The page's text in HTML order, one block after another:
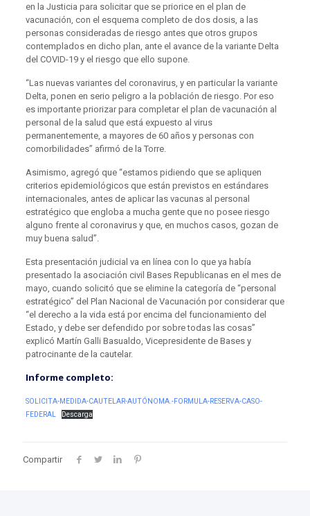
en la Justicia para solicitar que se priorice en el plan de
vacunación, con el esquema completo de dos dosis, a las
personas consideradas de riesgo antes que otros grupos
contemplados en dicho plan, ante el avance de la variante Delta
del COVID-19 y el riesgo que ello supone.
“Las nuevas variantes del coronavirus, y en particular la variante
Delta, ponen en serio peligro a la población de riesgo. Por eso
es importante priorizar para completar el plan de vacunación al
personal de la salud que está expuesto al virus
permanentemente, a mayores de 60 años y personas con
comorbilidades” afirmó de la Torre.
Asimismo, agregó que “estamos pidiendo que se apliquen
criterios epidemiológicos que están previstos en estándares
internacionales, antes de aplicar las vacunas al personal
estratégico que engloba a mucha gente que no posee riesgo
alguno frente al coronavirus y que, en muchos casos, gozan de
muy buena salud”.
Esta presentación judicial va en línea con lo que ya había
presentado la asociación civil Bases Republicanas en el mes de
mayo, cuando solicitó que se elimine la categoría de “personal
estratégico” del Plan Nacional de Vacunación por considerar que
“el derecho a la vida está por encima del funcionamiento del
Estado, y debe ser defendido por sobre todas las cosas”
explicó Martín Galli Basualdo, Vicepresidente de Bases y
patrocinante de la cautelar.
Informe completo:
SOLICITA-MEDIDA-CAUTELAR-AUTÓNOMA.-FORMULA-RESERVA-CASO-
FEDERAL
Descarga
Compartir